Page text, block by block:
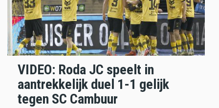
VIDEO: Roda JC speelt in
aantrekkelijk duel 1-1 gelijk
tegen SC Cambuur